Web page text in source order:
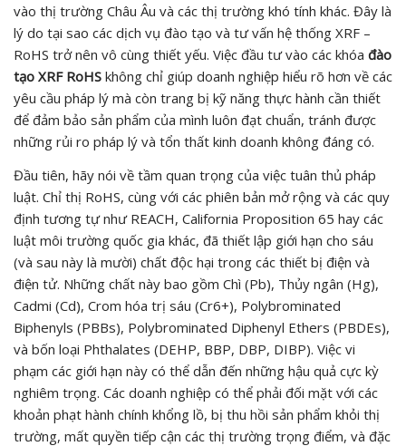
vào thị trường Châu Âu và các thị trường khó tính khác. Đây là
lý do tại sao các dịch vụ đào tạo và tư vấn hệ thống XRF –
RoHS trở nên vô cùng thiết yếu. Việc đầu tư vào các khóa đào
tạo XRF RoHS không chỉ giúp doanh nghiệp hiểu rõ hơn về các
yêu cầu pháp lý mà còn trang bị kỹ năng thực hành cần thiết
để đảm bảo sản phẩm của mình luôn đạt chuẩn, tránh được
những rủi ro pháp lý và tổn thất kinh doanh không đáng có.
Đầu tiên, hãy nói về tầm quan trọng của việc tuân thủ pháp
luật. Chỉ thị RoHS, cùng với các phiên bản mở rộng và các quy
định tương tự như REACH, California Proposition 65 hay các
luật môi trường quốc gia khác, đã thiết lập giới hạn cho sáu
(và sau này là mười) chất độc hại trong các thiết bị điện và
điện tử. Những chất này bao gồm Chì (Pb), Thủy ngân (Hg),
Cadmi (Cd), Crom hóa trị sáu (Cr6+), Polybrominated
Biphenyls (PBBs), Polybrominated Diphenyl Ethers (PBDEs),
và bốn loại Phthalates (DEHP, BBP, DBP, DIBP). Việc vi
phạm các giới hạn này có thể dẫn đến những hậu quả cực kỳ
nghiêm trọng. Các doanh nghiệp có thể phải đối mặt với các
khoản phạt hành chính khổng lồ, bị thu hồi sản phẩm khỏi thị
trường, mất quyền tiếp cận các thị trường trọng điểm, và đặc